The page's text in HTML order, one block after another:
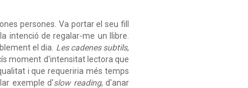
persones. Va portar el seu fill
intenció de regalar-me un llibre.
el dia. Les cadenes subtils,
moment d'intensitat lectora que
i que requeriria més temps
exemple d'slow reading, d'anar